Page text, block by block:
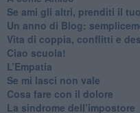
​Se ami gli altri, prenditi il
​Un anno di Blog:
​Vita di coppia, conflitti e
​Ciao scuola!
​L’Empatia
​Se mi lasci non vale
Cosa fare con il dolore
​La sindrome dell’impostore